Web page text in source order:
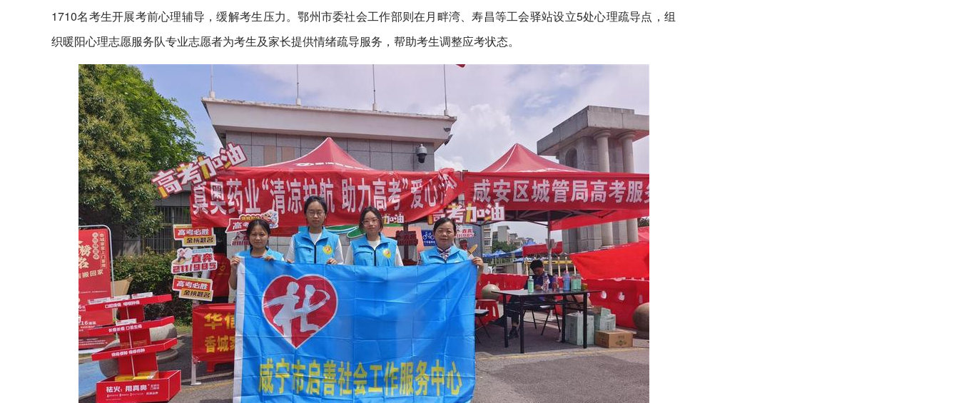
1710名考生开展考前心理辅导，缓解考生压力。鄂州市委社会工作部则在月畔湾、寿昌等工会驿站设立5处心理疏导点，组
织暖阳心理志愿服务队专业志愿者为考生及家长提供情绪疏导服务，帮助考生调整应考状态。